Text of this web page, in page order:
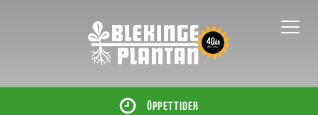
ÖPPETTIDER